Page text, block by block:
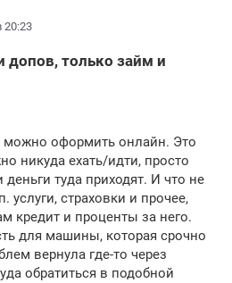
20:23
допов, только займ и
можно оформить онлайн. Это
никуда ехать/идти, просто
туда приходят. И что не
услуги, страховки и прочее,
кредит и проценты за него.
для машины, которая срочно
вернула где-то через
обратиться в подобной